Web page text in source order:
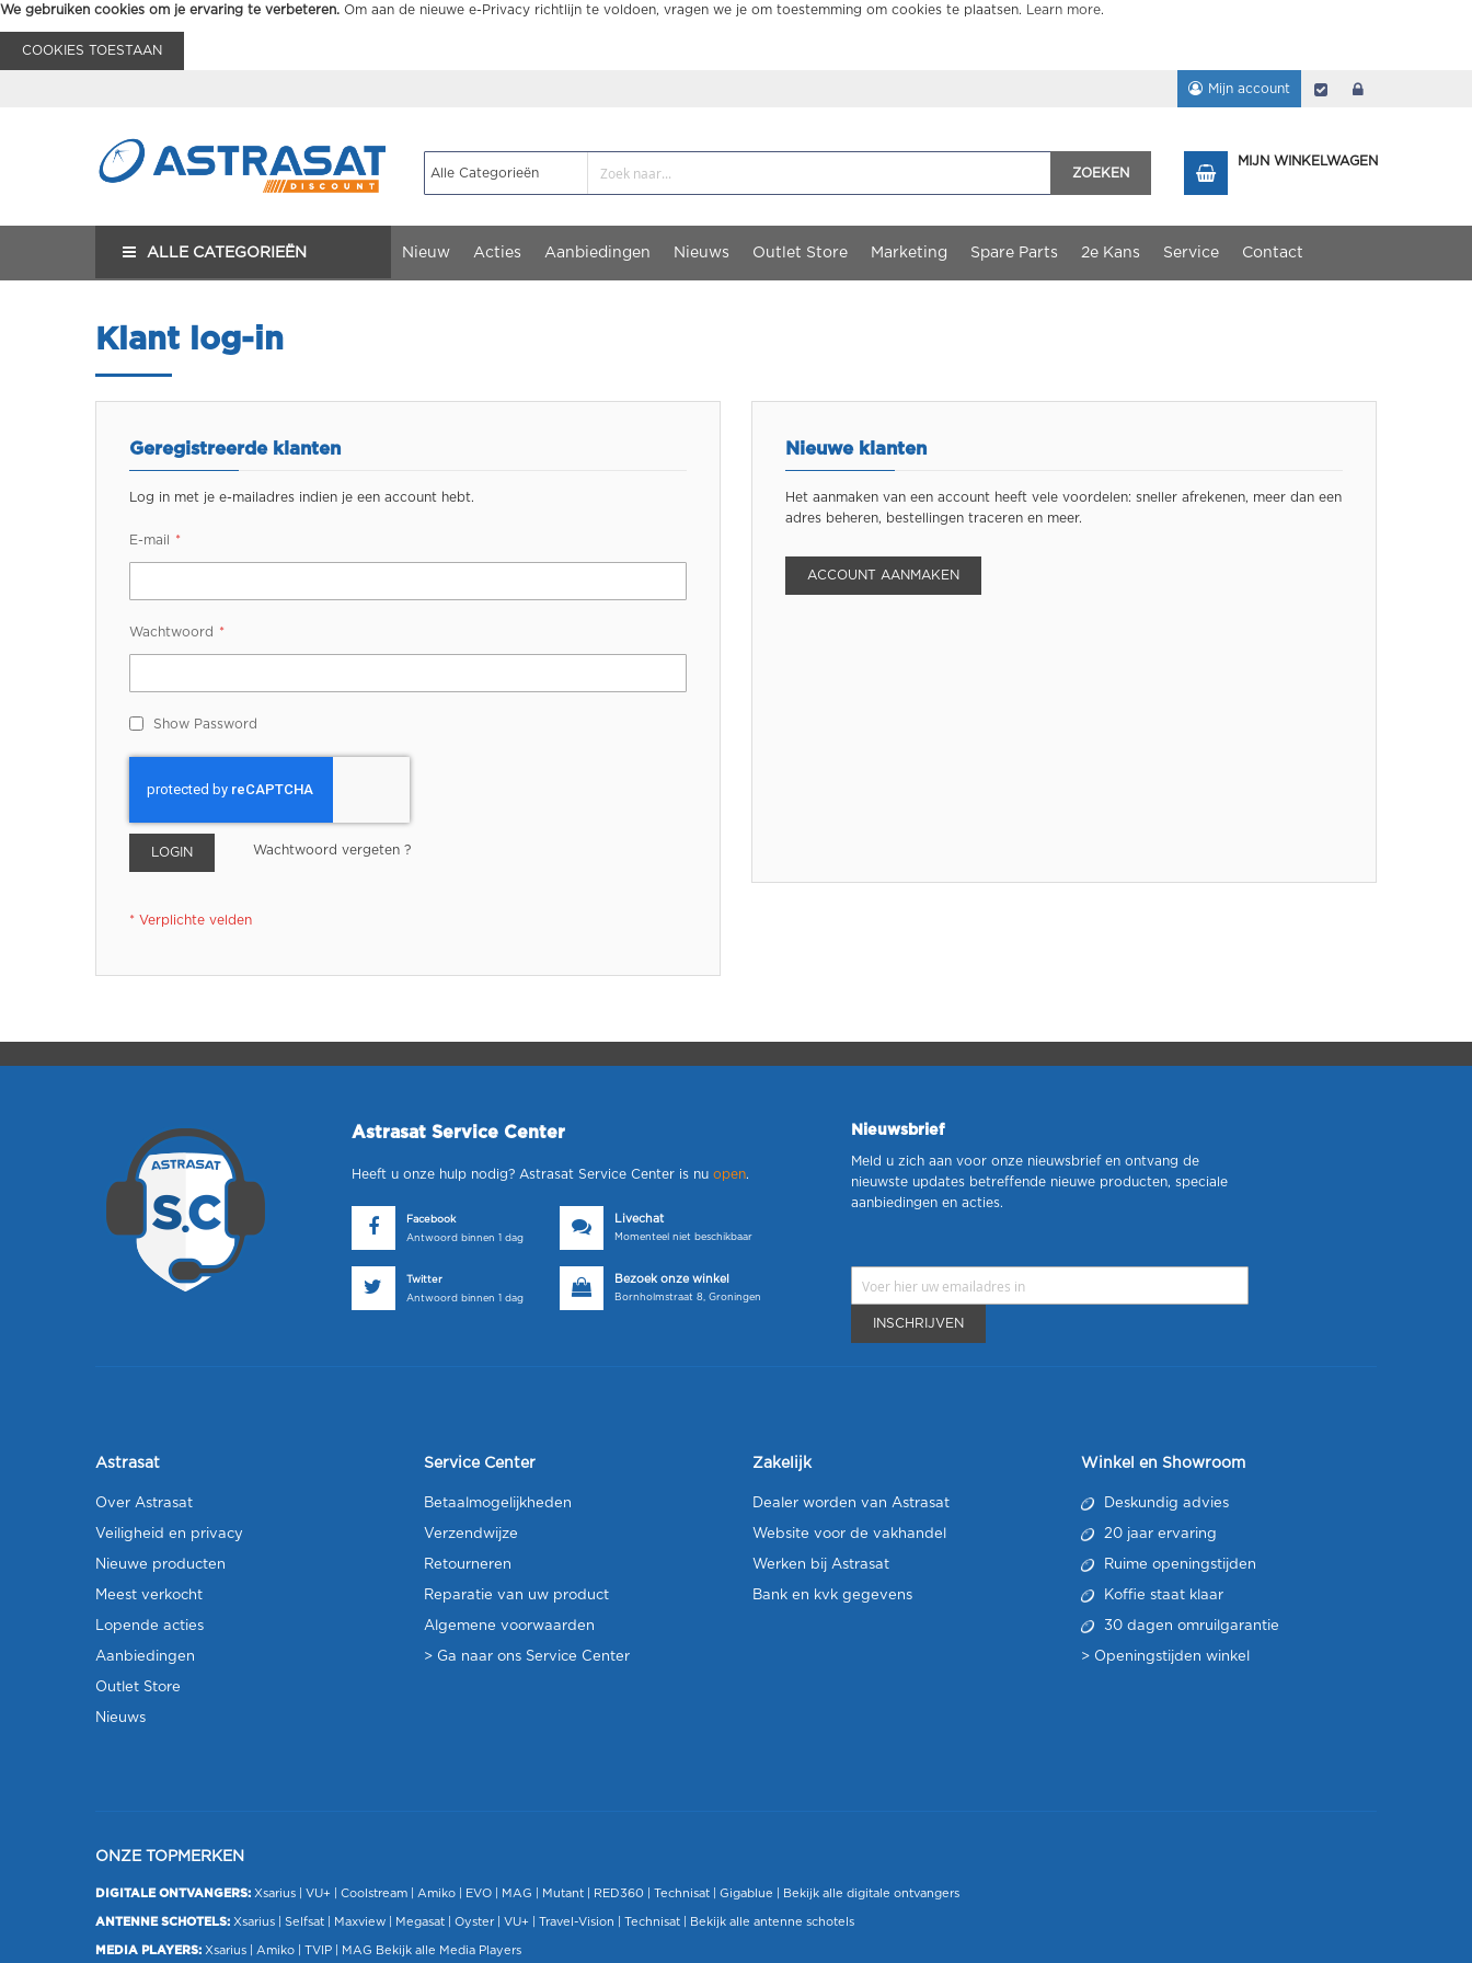
We gebruiken cookies om je ervaring te verbeteren. Om aan de nieuwe e-Privacy richtlijn te voldoen, vragen we je om toestemming om cookies te plaatsen. Learn more.
COOKIES TOESTAAN
Mijn account Afrekenen
ZOEKEN
MIJN WINKELWAGEN
ALLE CATEGORIEËN Nieuw Acties Aanbiedingen Nieuws Outlet Store Marketing Spare Parts 2e Kans Service Contact
Klant log-in
Geregistreerde klanten
Log in met je e-mailadres indien je een account hebt.
E-mail
Wachtwoord
Show Password
LOGIN Wachtwoord vergeten ?
Nieuwe klanten
Het aanmaken van een account heeft vele voordelen: sneller afrekenen, meer dan een
adres beheren, bestellingen traceren en meer.
ACCOUNT AANMAKEN
Astrasat Service Center
Heeft u onze hulp nodig? Astrasat Service Center is nu open.
Facebook
Antwoord binnen 1 dag
Livechat
Momenteel niet beschikbaar
Twitter
Antwoord binnen 1 dag
Bezoek onze winkel
Bornholmstraat 8, Groningen
Nieuwsbrief
Meld u zich aan voor onze nieuwsbrief en ontvang de
nieuwste updates betreffende nieuwe producten, speciale
aanbiedingen en acties.
INSCHRIJVEN
Astrasat
Over Astrasat
Veiligheid en privacy
Nieuwe producten
Meest verkocht
Lopende acties
Aanbiedingen
Outlet Store
Nieuws
Service Center
Betaalmogelijkheden
Verzendwijze
Retourneren
Reparatie van uw product
Algemene voorwaarden
> Ga naar ons Service Center
Zakelijk
Dealer worden van Astrasat
Website voor de vakhandel
Werken bij Astrasat
Bank en kvk gegevens
Winkel en Showroom
Deskundig advies
20 jaar ervaring
Ruime openingstijden
Koffie staat klaar
30 dagen omruilgarantie
> Openingstijden winkel
ONZE TOPMERKEN
DIGITALE ONTVANGERS: Xsarius VU+ | Coolstream | Amiko EVO MAG Mutant | RED360 | Technisat Gigablue Bekijk alle digitale ontvangers
ANTENNE SCHOTELS: Xsarius Selfsat Maxview Megasat | Oyster | VU+ Travel-Vision Technisat Bekijk alle antenne schotels
MEDIA PLAYERS: Xsarius Amiko TVIP MAG Bekijk alle Media Players